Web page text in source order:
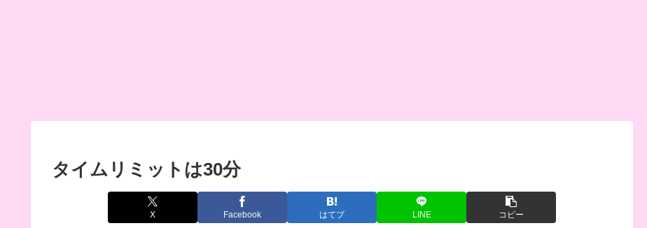
タイムリミットは30分
X Facebook はてブ LINE コピー